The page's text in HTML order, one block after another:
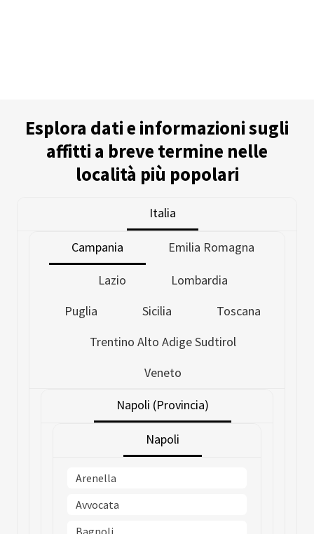
Esplora dati e informazioni sugli
affitti a breve termine nelle
località più popolari
Italia
Campania Emilia Romagna
Lazio
Lombardia
Puglia
Sicilia
Toscana
Trentino Alto Adige Sudtirol
Veneto
Napoli (Provincia)
Napoli
Arenella
Avvocata
Bagnoli